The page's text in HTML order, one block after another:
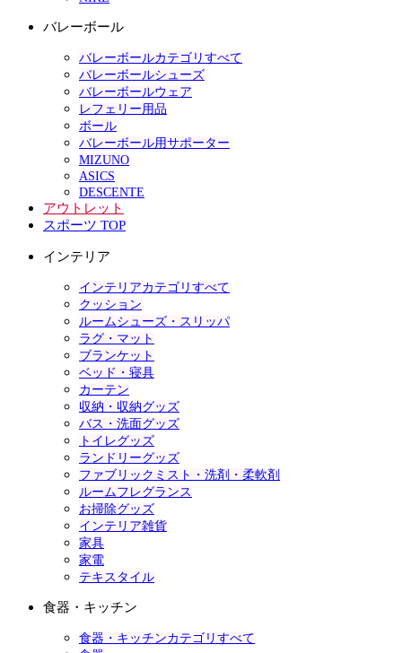
バレーボール
バレーボールカテゴリすべて
バレーボールシューズ
バレーボールウェア
レフェリー用品
ボール
バレーボール用サポーター
MIZUNO
ASICS
DESCENTE
アウトレット
スポーツ TOP
インテリア
インテリアカテゴリすべて
クッション
ルームシューズ・スリッパ
ラグ・マット
ブランケット
ベッド・寝具
カーテン
収納・収納グッズ
バス・洗面グッズ
トイレグッズ
ランドリーグッズ
ファブリックミスト・洗剤・柔軟剤
ルームフレグランス
お掃除グッズ
インテリア雑貨
家具
家電
テキスタイル
食器・キッチン
食器・キッチンカテゴリすべて